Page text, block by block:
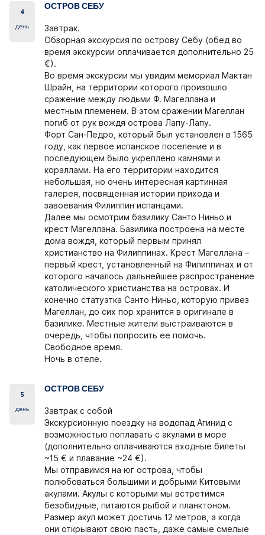
4
день
ОСТРОВ СЕБУ
Завтрак.
Обзорная экскурсия по острову Себу (обед во
время экскурсии оплачивается дополнительно 25
€).
Во время экскурсии мы увидим мемориал Мактан
Шрайн, на территории которого произошло
сражение между людьми Ф. Магеллана и
местным племенем. В этом сражении Магеллан
погиб от рук вождя острова Лапу-Лапу.
Форт Сан-Педро, который был установлен в 1565
году, как первое испанское поселение и в
последующем было укреплено камнями и
кораллами. На его территории находится
небольшая, но очень интересная картинная
галерея, посвященная истории прихода и
завоевания Филиппин испанцами.
Далее мы осмотрим базилику Санто Ниньо и
крест Магеллана. Базилика построена на месте
дома вождя, который первым принял
христианство на Филиппинах. Крест Магеллана –
первый крест, установленный на Филиппинах и от
которого началось дальнейшее распространение
католического христианства на островах. И
конечно статуэтка Санто Ниньо, которую привез
Магеллан, до сих пор хранится в оригинале в
базилике. Местные жители выстраиваются в
очередь, чтобы попросить ее помочь.
Свободное время.
Ночь в отеле.
5
день
ОСТРОВ СЕБУ
Завтрак с собой
Экскурсионную поездкуна водопад Агинидс
возможностью поплавать с акулами в море
(дополнительно оплачиваются входные билеты
~15 € и плавание ~24 €).
Мы отправимся на юг острова, чтобы
полюбоваться большими и добрыми Китовыми
акулами. Акулы с которыми мы встретимся
безобидные, питаются рыбой и планктоном.
Размер акул может достичь 12 метров, а когда
они открывают свою пасть, даже самые смелые